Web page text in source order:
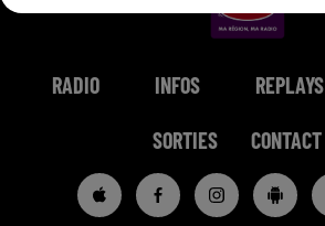
RADIO INFOS REPLAYS
SORTIES CONTACT